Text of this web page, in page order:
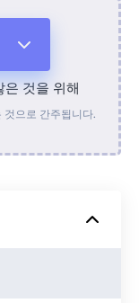
서
은 것을 위해
으로 간주됩니다.